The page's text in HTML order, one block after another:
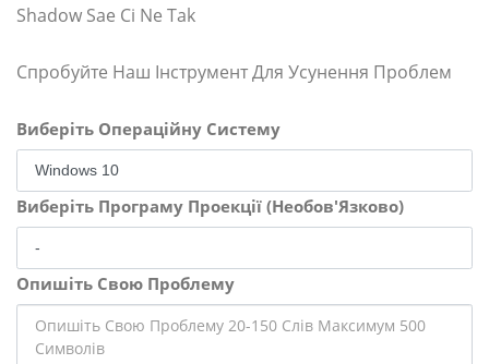
Shadow Sae Ci Ne Tak
Спробуйте Наш Інструмент Для Усунення Проблем
Виберіть Операційну Систему
Виберіть Програму Проекції (Необов'Язково)
Опишіть Свою Проблему